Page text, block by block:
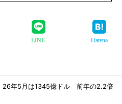
LINE Hatena
26年5月は1345億ドル 前年の2.2倍